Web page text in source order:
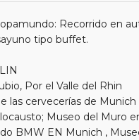
Recorrido en
tipo buffet.
Por el Valle del Rhin
las cervecerías de Munich
Museo del Muro
BMW EN Munich ,